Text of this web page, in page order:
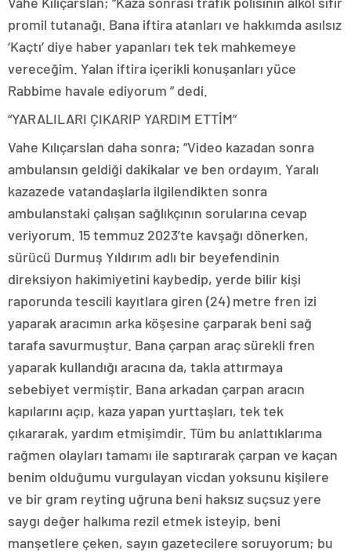
promil tutanağı. Bana iftira atanları ve hakkımda asılsız
‘Kaçtı’ diye haber yapanları tek tek mahkemeye
vereceğim. Yalan iftira içerikli konuşanları yüce
Rabbime havale ediyorum ” dedi.
“YARALILARI ÇIKARIP YARDIM ETTİM”
Vahe Kılıçarslan daha sonra; “Video kazadan sonra
ambulansın geldiği dakikalar ve ben ordayım. Yaralı
kazazede vatandaşlarla ilgilendikten sonra
ambulanstaki çalışan sağlıkçının sorularına cevap
veriyorum. 15 temmuz 2023’te kavşağı dönerken,
sürücü Durmuş Yıldırım adlı bir beyefendinin
direksiyon hakimiyetini kaybedip, yerde bilir kişi
raporunda tescili kayıtlara giren (24) metre fren izi
yaparak aracımın arka köşesine çarparak beni sağ
tarafa savurmuştur. Bana çarpan araç sürekli fren
yaparak kullandığı aracına da, takla attırmaya
sebebiyet vermiştir. Bana arkadan çarpan aracın
kapılarını açıp, kaza yapan yurttaşları, tek tek
çıkararak, yardım etmişimdir. Tüm bu anlattıklarıma
rağmen olayları tamamı ile saptırarak çarpan ve kaçan
benim olduğumu vurgulayan vicdan yoksunu kişilere
ve bir gram reyting uğruna beni haksız suçsuz yere
saygı değer halkıma rezil etmek isteyip, beni
manşetlere çeken, sayın gazetecilere soruyorum; bu